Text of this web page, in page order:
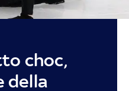
choc,
della